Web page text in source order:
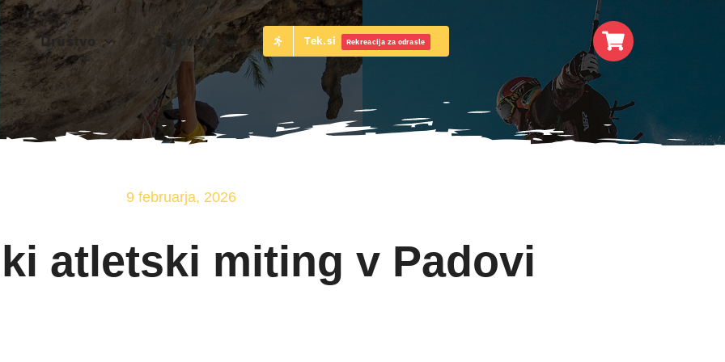
Društvo Trgovina Tek.si Rekreacija za odrasle
9 februarja, 2026
atletski miting v Padovi